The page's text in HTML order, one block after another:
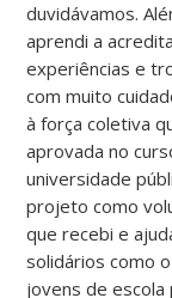
duvidávamos.
aprendi a
experiências e
com muito
à força coletiva
aprovada no
universidade
projeto como
que recebi e
solidários como
jovens de escola